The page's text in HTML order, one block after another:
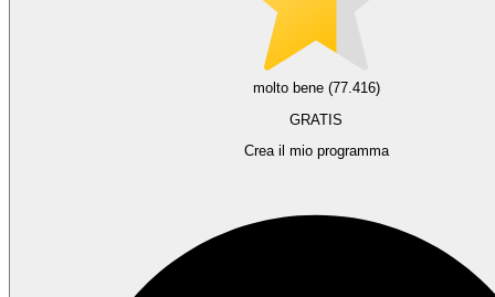
molto bene (77.416)
GRATIS
Crea il mio programma